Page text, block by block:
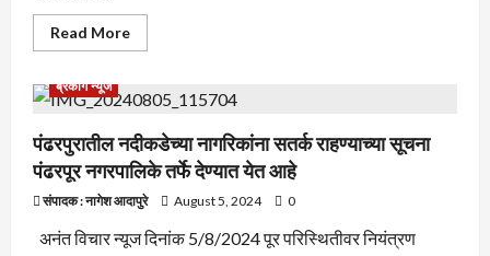
Read MoreRead
more
सराटी
येथे
अभिजीत
पाटलांनी
मनोज
जरांगे
पाटलांच्या
उपोषणाला
दिली
भेट
ब्रेकीग न्यूज
पंढरपुरातील नदीकडेच्या नागरिकांना सतर्क राहण्याच्या सूचना
पंढरपूर नगरपालिके तर्फे देण्यात येत आहे
संपादक : नागेश आदापुरे August 5, 2024 0
अनंत विचार न्यूज दिनांक 5/8/2024 पूर परिस्थितीवर नियंत्रण